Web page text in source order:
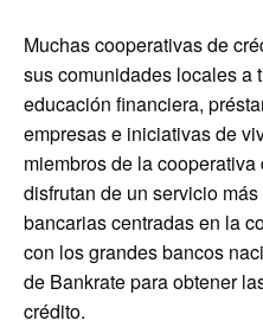
Muchas cooperativas de
sus comunidades locales a
educación financiera,
empresas e iniciativas de
miembros de la
disfrutan de un servicio
bancarias centradas en la
con los grandes bancos
de Bankrate para obtener
crédito.